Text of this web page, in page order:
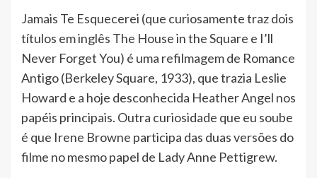
Jamais Te Esquecerei (que curiosamente traz dois
títulos em inglês The House in the Square e I’ll
Never Forget You) é uma refilmagem de Romance
Antigo (Berkeley Square, 1933), que trazia Leslie
Howard e a hoje desconhecida Heather Angel nos
papéis principais. Outra curiosidade que eu soube
é que Irene Browne participa das duas versões do
filme no mesmo papel de Lady Anne Pettigrew.